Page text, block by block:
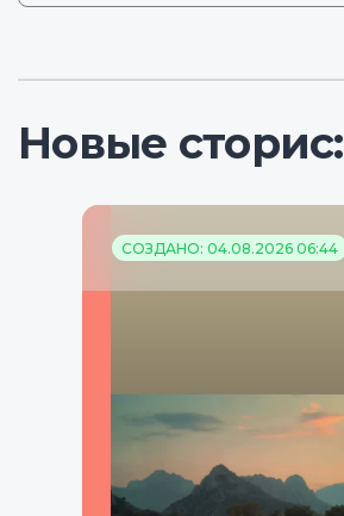
Новые сторис:
СОЗДАНО: 04.08.2026 06:44